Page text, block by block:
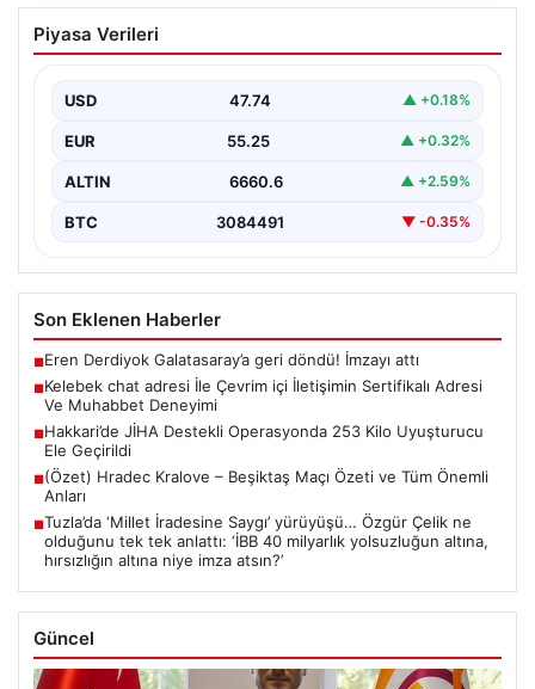
Kelebek chat adresi İle Çevrim içi
İletişimin Sertifikalı Adresi Ve
Sanal dünyasında bireylerin kaliteli bir biçimde bağlantı
olarak…
Piyasa Verileri
USD 47.74 ▲ +0.18%
EUR 55.25 ▲ +0.32%
ALTIN 6660.6 ▲ +2.59%
BTC 3084491 ▼ -0.35%
Son Eklenen Haberler
■Eren Derdiyok Galatasaray’a geri döndü! İmzayı attı
■Kelebek chat adresi İle Çevrim içi İletişimin Sertifikalı Adresi
Ve Muhabbet Deneyimi
■Hakkari’de JİHA Destekli Operasyonda 253 Kilo Uyuşturucu
Ele Geçirildi
■(Özet) Hradec Kralove – Beşiktaş Maçı Özeti ve Tüm Önemli
Anları
■Tuzla’da ‘Millet İradesine Saygı’ yürüyüşü… Özgür Çelik ne
olduğunu tek tek anlattı: ‘İBB 40 milyarlık yolsuzluğun altına,
hırsızlığın altına niye imza atsın?’
Güncel